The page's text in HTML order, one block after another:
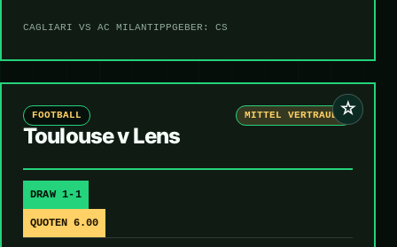
CAGLIARI VS AC MILANTIPPGEBER: CS
☆
FOOTBALL MITTEL VERTRAUEN
Toulouse v Lens
DRAW 1-1
QUOTEN 6.00